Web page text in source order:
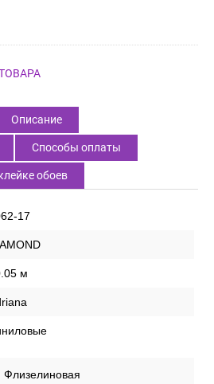
Описание
Способы оплаты
обоев
17
м
Флизелиновая